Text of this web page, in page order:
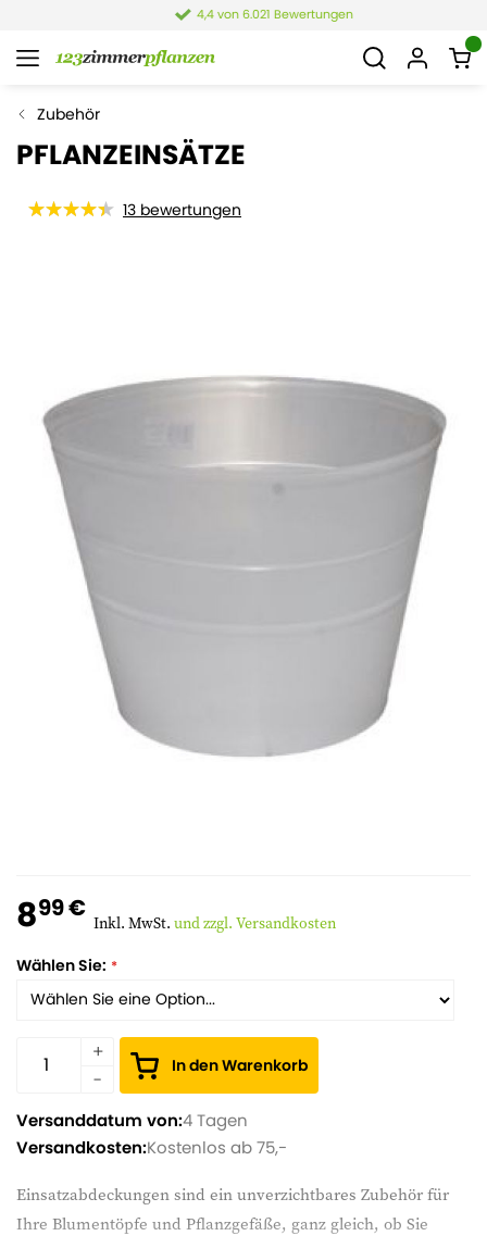
4,4 von 6.021 Bewertungen
Zubehör
PFLANZEINSÄTZE
13 bewertungen
Einsatzabdeckungen sind ein unverzichtbares Zubehör für
Ihre Blumentöpfe und Pflanzgefäße, ganz gleich, ob Sie
899 € Inkl. MwSt. und zzgl. Versandkosten
Wählen Sie:
In den Warenkorb
Versanddatum von:4 Tagen
Versandkosten:Kostenlos ab 75,-